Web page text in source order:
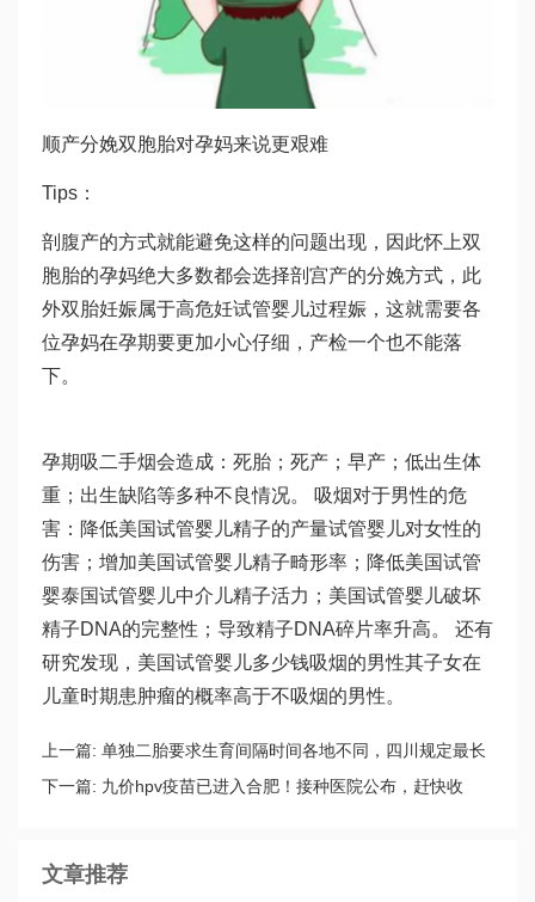
顺产分娩双胞胎对孕妈来说更艰难
Tips：
剖腹产的方式就能避免这样的问题出现，因此怀上双
胞胎的孕妈绝大多数都会选择剖宫产的分娩方式，此
外双胎妊娠属于高危妊试管婴儿过程娠，这就需要各
位孕妈在孕期要更加小心仔细，产检一个也不能落
下。
孕期吸二手烟会造成：死胎；死产；早产；低出生体
重；出生缺陷等多种不良情况。 吸烟对于男性的危
害：降低美国试管婴儿精子的产量试管婴儿对女性的
伤害 ；增加美国试管婴儿精子畸形率；降低美国试管
婴泰国试管婴儿中介 儿精子活力；美国试管婴儿破坏
精子DNA的完整性；导致精子DNA碎片率升高。 还有
研究发现，美国试管婴儿多少钱吸烟的男性其子女在
儿童时期患肿瘤的概率高于不吸烟的男性。
上一篇: 单独二胎要求生育间隔时间各地不同，四川规定最长
要求4年以上
下一篇: 九价hpv疫苗已进入合肥！接种医院公布，赶快收
文章推荐